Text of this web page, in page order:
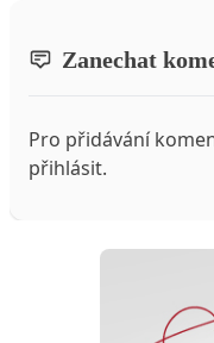
Zanechat
Pro přidávání
přihlásit.